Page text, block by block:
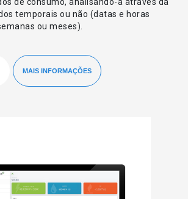
temporais ou não (datas e horas
ou meses).
MAIS INFORMAÇÕES